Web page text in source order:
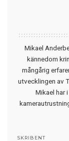
Mikael
kännedom
mångårig
utvecklingen av
Mikael har
SKRIBENT